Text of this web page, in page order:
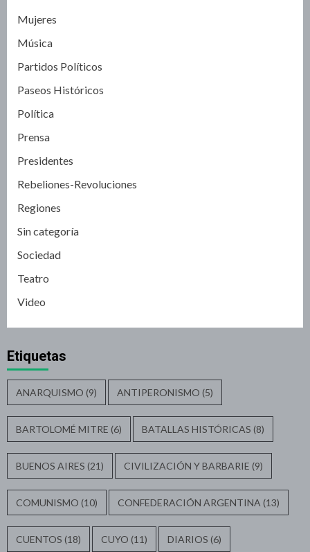
Mujeres
Música
Partidos Políticos
Paseos Históricos
Política
Prensa
Presidentes
Rebeliones-Revoluciones
Regiones
Sin categoría
Sociedad
Teatro
Video
Etiquetas
ANARQUISMO (9) ANTIPERONISMO (5)
BARTOLOMÉ MITRE (6) BATALLAS HISTÓRICAS (8)
BUENOS AIRES (21) CIVILIZACIÓN Y BARBARIE (9)
COMUNISMO (10) CONFEDERACIÓN ARGENTINA (13)
CUENTOS (18) CUYO (11) DIARIOS (6)